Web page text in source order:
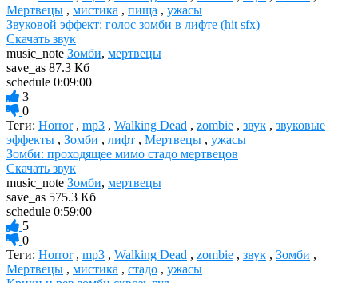
Мертвецы , мистика , пища , ужасы
Звуковой эффект: голос зомби в лифте (hit sfx)
Скачать звук
music_note Зомби, мертвецы
save_as 87.3 Кб
schedule 0:09:00
3
0
Теги: Horror, mp3 , Walking Dead , zombie , звук , звуковые
эффекты , Зомби , лифт , Мертвецы , ужасы
Зомби: проходящее мимо стадо мертвецов
Скачать звук
music_note Зомби, мертвецы
save_as 575.3 Кб
schedule 0:59:00
5
0
Теги: Horror, mp3 , Walking Dead , zombie , звук , Зомби ,
Мертвецы , мистика , стадо , ужасы